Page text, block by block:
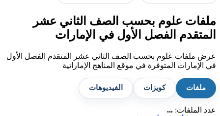
ملفات علوم بحسب الصف الثاني عشر
المتقدم الفصل الأول في الإمارات
عرض ملفات علوم بحسب الصف الثاني عشر المتقدم الفصل الأول
في الإمارات المتوفرة في موقع المناهج الإماراتية
ملفات كويزات الفيديوهات
عدد الملفات: ...